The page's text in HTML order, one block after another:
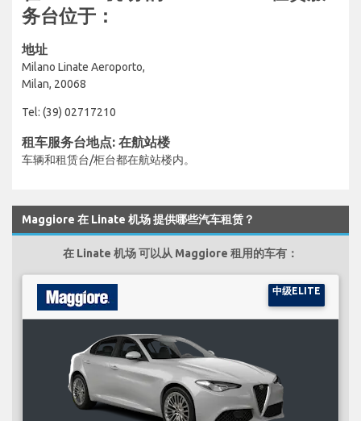
务台位于：
地址
Milano Linate Aeroporto,
Milan, 20068
Tel: (39) 02717210
租车服务台地点: 在航站楼
车辆和租赁台/柜台都在航站楼内。
Maggiore 在 Linate 机场 提供哪些汽车租赁？
在 Linate 机场 可以从 Maggiore 租用的车有：
中级ELITE